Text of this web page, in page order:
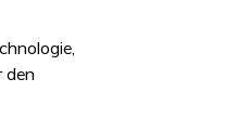
den